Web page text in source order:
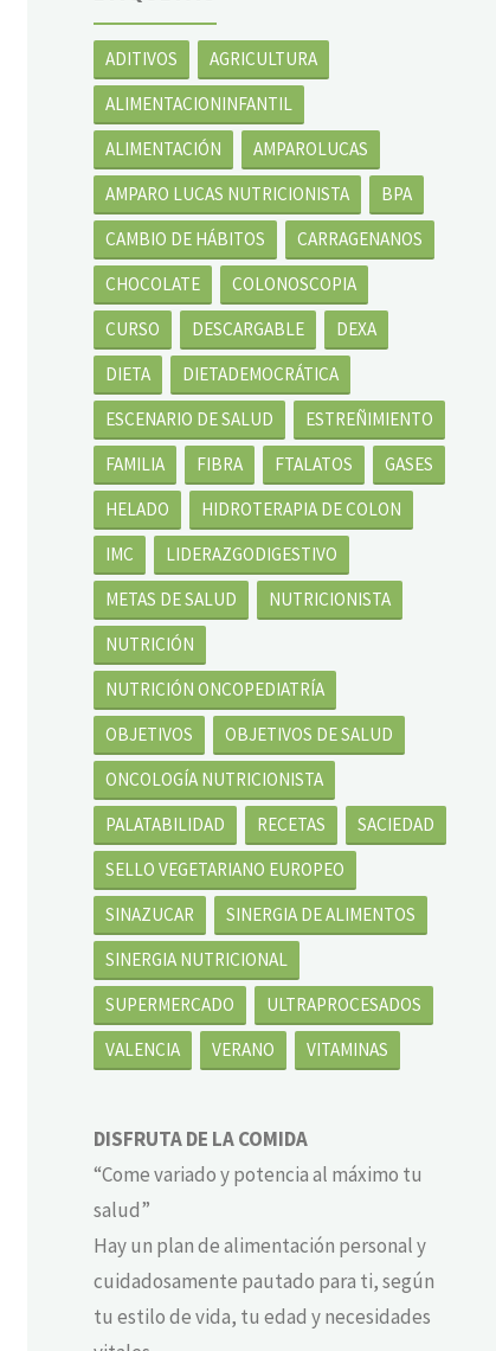
ADITIVOS
AGRICULTURA
ALIMENTACIONINFANTIL
ALIMENTACIÓN
AMPAROLUCAS
AMPARO LUCAS NUTRICIONISTA
BPA
CAMBIO DE HÁBITOS
CARRAGENANOS
CHOCOLATE
COLONOSCOPIA
CURSO
DESCARGABLE
DEXA
DIETA
DIETADEMOCRÁTICA
ESCENARIO DE SALUD
ESTREÑIMIENTO
FAMILIA
FIBRA FTALATOS
GASES
HELADO
HIDROTERAPIA DE COLON
IMC
LIDERAZGODIGESTIVO
METAS DE SALUD
NUTRICIONISTA
NUTRICIÓN
NUTRICIÓN ONCOPEDIATRÍA
OBJETIVOS
OBJETIVOS DE SALUD
ONCOLOGÍA NUTRICIONISTA
PALATABILIDAD
RECETAS
SACIEDAD
SELLO VEGETARIANO EUROPEO
SINAZUCAR
SINERGIA DE ALIMENTOS
SINERGIA NUTRICIONAL
SUPERMERCADO
ULTRAPROCESADOS
VALENCIA
VERANO VITAMINAS
DISFRUTA DE LA COMIDA
“Come variado y potencia al máximo tu
salud”
Hay un plan de alimentación personal y
cuidadosamente pautado para ti, según
tu estilo de vida, tu edad y necesidades